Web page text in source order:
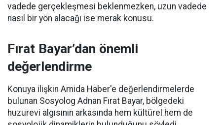
vadede gerçekleşmesi beklenmezken, uzun vadede
nasıl bir yön alacağı ise merak konusu.
Fırat Bayar’dan önemli
değerlendirme
Konuya ilişkin Amida Haber'e değerlendirmelerde
bulunan Sosyolog Adnan Fırat Bayar, bölgedeki
huzurevi algısının arkasında hem kültürel hem de